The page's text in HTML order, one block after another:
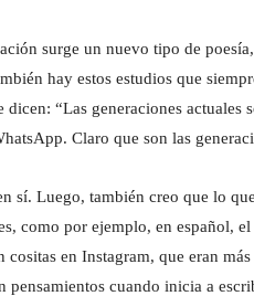
surge un nuevo tipo de
hay estos estudios que
“Las generaciones actuales
Claro que son las
sí. Luego, también creo que lo
como por ejemplo, en español,
cositas en Instagram, que eran
pensamientos cuando inicia a